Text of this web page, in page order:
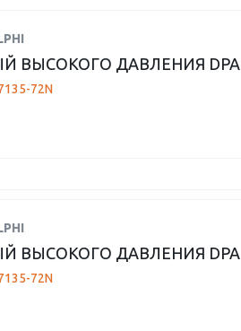
ВЫСОКОГО ДАВЛЕНИЯ DPA
72N
ВЫСОКОГО ДАВЛЕНИЯ DPA
72N